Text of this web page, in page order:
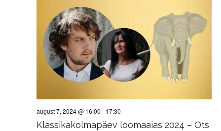
Klassikakolmapäev loomaaias 2024 – Ots
august 7, 2024 @ 16:00 - 17:30